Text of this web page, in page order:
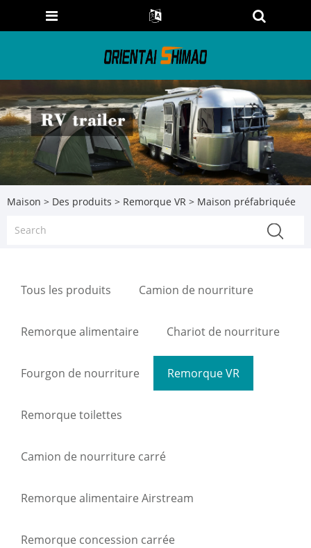
Maison > Des produits > Remorque VR > Maison préfabriquée
Tous les produits Camion de nourriture
Remorque alimentaire Chariot de nourriture
Fourgon de nourriture Remorque VR
Remorque toilettes
Camion de nourriture carré
Remorque alimentaire Airstream
Remorque concession carrée